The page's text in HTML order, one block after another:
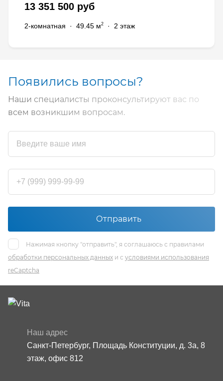
13 351 500 руб
2-комнатная · 49.45 м2 · 2 этаж
Появились вопросы?
Наши специалисты проконсультируют вас по
всем возникшим вопросам.
Отправить
Нажимая кнопку "отправить", я соглашаюсь с правилами
обработки персональных данных и с условиями использования
reCaptcha
Наш адрес
Санкт-Петербург, Площадь Конституции, д. 3а, 8
этаж, офис 812